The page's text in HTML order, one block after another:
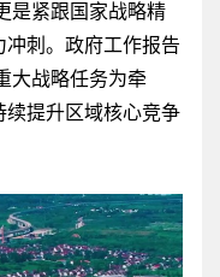
是紧跟国家战略精
刺。政府工作报告
大战略任务为牵
续提升区域核心竞争